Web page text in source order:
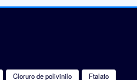
Cloruro de polivinilo
Ftalato